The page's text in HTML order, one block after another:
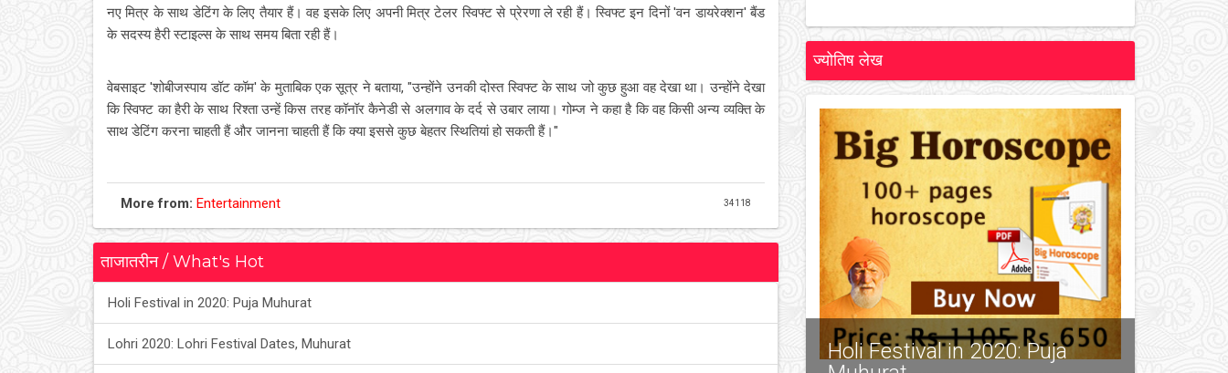
नए मित्र के साथ डेटिंग के लिए तैयार हैं। वह इसके लिए अपनी मित्र टेलर स्विफ्ट से प्रेरणा ले रही हैं। स्विफ्ट इन दिनों 'वन डायरेक्शन' बैंड
के सदस्य हैरी स्टाइल्स के साथ समय बिता रही हैं।
वेबसाइट 'शोबीजस्पाय डॉट कॉम' के मुताबिक एक सूत्र ने बताया, "उन्होंने उनकी दोस्त स्विफ्ट के साथ जो कुछ हुआ वह देखा था। उन्होंने देखा
कि स्विफ्ट का हैरी के साथ रिश्ता उन्हें किस तरह कॉनॉर कैनेडी से अलगाव के दर्द से उबार लाया। गोम्ज ने कहा है कि वह किसी अन्य व्यक्ति के
साथ डेटिंग करना चाहती हैं और जानना चाहती हैं कि क्या इससे कुछ बेहतर स्थितियां हो सकती हैं।"
More from: Entertainment 34118
ताजातरीन / What's Hot
Holi Festival in 2020: Puja Muhurat
Lohri 2020: Lohri Festival Dates, Muhurat
ज्योतिष लेख
Holi Festival in 2020: Puja